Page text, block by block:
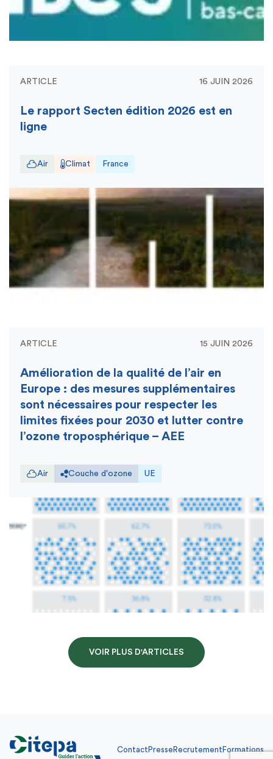
ARTICLE 16 JUIN 2026
Le rapport Secten édition 2026 est en
ligne
Air Climat France
ARTICLE 15 JUIN 2026
Amélioration de la qualité de l’air en
Europe : des mesures supplémentaires
sont nécessaires pour respecter les
limites fixées pour 2030 et lutter contre
l’ozone troposphérique – AEE
Air Couche d'ozone UE
VOIR PLUS D'ARTICLES
Contact Presse Recrutement Formations